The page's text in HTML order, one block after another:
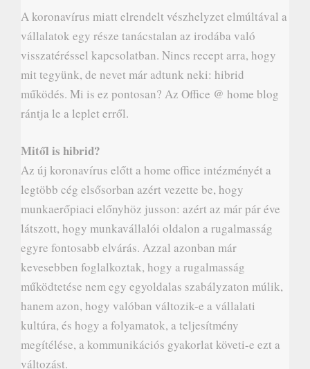
A koronavírus miatt elrendelt vészhelyzet elmúltával a
vállalatok egy része tanácstalan az irodába való
visszatéréssel kapcsolatban. Nincs recept arra, hogy
mit tegyünk, de nevet már adtunk neki: hibrid
működés. Mi is ez pontosan? Az Office @ home blog
rántja le a leplet erről.
Mitől is hibrid?
Az új koronavírus előtt a home office intézményét a
legtöbb cég elsősorban azért vezette be, hogy
munkaerőpiaci előnyhöz jusson: azért az már pár éve
látszott, hogy munkavállalói oldalon a rugalmasság
egyre fontosabb elvárás. Azzal azonban már
kevesebben foglalkoztak, hogy a rugalmasság
működtetése nem egy egyoldalas szabályzaton múlik,
hanem azon, hogy valóban változik-e a vállalati
kultúra, és hogy a folyamatok, a teljesítmény
megítélése, a kommunikációs gyakorlat követi-e ezt a
változást.